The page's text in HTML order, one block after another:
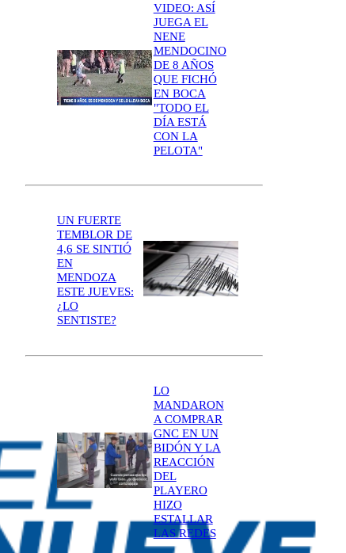
VIDEO: ASÍ
JUEGA EL
NENE
MENDOCINO
DE 8 AÑOS
QUE FICHÓ
EN BOCA
"TODO EL
DÍA ESTÁ
CON LA
PELOTA"
UN FUERTE
TEMBLOR DE
4,6 SE SINTIÓ
EN
MENDOZA
ESTE JUEVES:
¿LO
SENTISTE?
LO
MANDARON
A COMPRAR
GNC EN UN
BIDÓN Y LA
REACCIÓN
DEL
PLAYERO
HIZO
ESTALLAR
LAS REDES